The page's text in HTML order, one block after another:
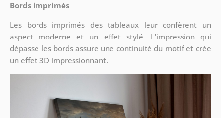
Bords imprimés
Les bords imprimés des tableaux leur confèrent un
aspect moderne et un effet stylé. L’impression qui
dépasse les bords assure une continuité du motif et crée
un effet 3D impressionnant.